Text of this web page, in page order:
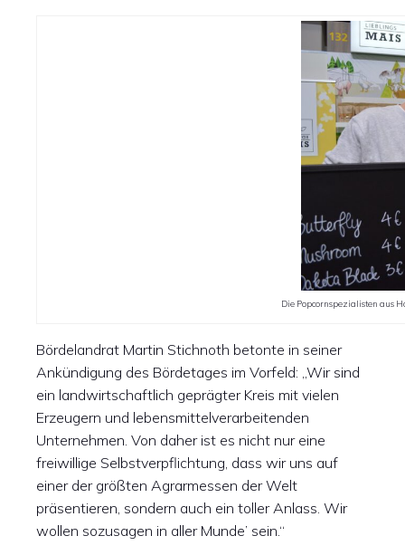
Die Popcornspezialisten aus
Bördelandrat Martin Stichnoth betonte in seiner
Ankündigung des Bördetages im Vorfeld: „Wir sind
ein landwirtschaftlich geprägter Kreis mit vielen
Erzeugern und lebensmittelverarbeitenden
Unternehmen. Von daher ist es nicht nur eine
freiwillige Selbstverpflichtung, dass wir uns auf
einer der größten Agrarmessen der Welt
präsentieren, sondern auch ein toller Anlass. Wir
wollen sozusagen in aller Munde’ sein.“